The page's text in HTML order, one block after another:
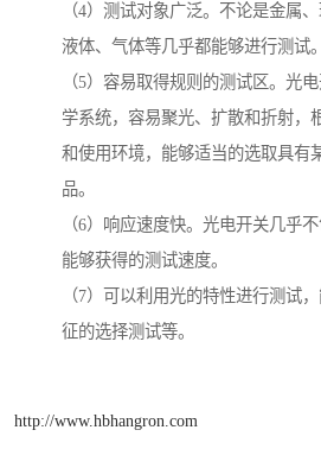
（4）测试对象广泛。不论是金属
液体、气体等几乎都能够进行测试。
（5）容易取得规则的测试区。光
学系统，容易聚光、扩散和折射，
和使用环境，能够适当的选取具有
品。
（6）响应速度快。光电开关几乎
能够获得的测试速度。
（7）可以利用光的特性进行测试
征的选择测试等。
http://www.hbhangron.com